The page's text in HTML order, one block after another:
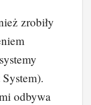
zrobiły
odbywa